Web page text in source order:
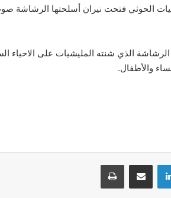
الحوثي فتحت نيران أسلحتها الرشاشة صوب
الذي شنته المليشيات على الاحياء
والأطفال.
لينكدإن مشاركة عبر البريد طباعة